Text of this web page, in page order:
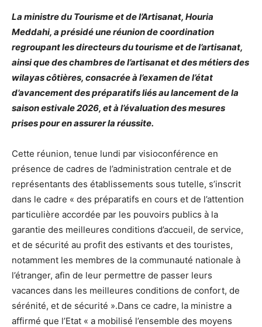
La ministre du Tourisme et de l’Artisanat, Houria
Meddahi, a présidé une réunion de coordination
regroupant les directeurs du tourisme et de l’artisanat,
ainsi que des chambres de l’artisanat et des métiers des
wilayas côtières, consacrée à l’examen de l’état
d’avancement des préparatifs liés au lancement de la
saison estivale 2026, et à l’évaluation des mesures
prises pour en assurer la réussite.
Cette réunion, tenue lundi par visioconférence en
présence de cadres de l’administration centrale et de
représentants des établissements sous tutelle, s’inscrit
dans le cadre « des préparatifs en cours et de l’attention
particulière accordée par les pouvoirs publics à la
garantie des meilleures conditions d’accueil, de service,
et de sécurité au profit des estivants et des touristes,
notamment les membres de la communauté nationale à
l’étranger, afin de leur permettre de passer leurs
vacances dans les meilleures conditions de confort, de
sérénité, et de sécurité ».Dans ce cadre, la ministre a
affirmé que l’Etat « a mobilisé l’ensemble des moyens